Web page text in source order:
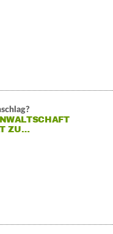
ZU…